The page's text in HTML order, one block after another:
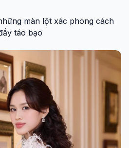
màn lột xác phong cách
táo bạo